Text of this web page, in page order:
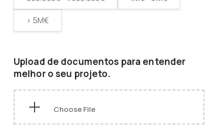
> 5M€
Upload de documentos para entender
melhor o seu projeto.